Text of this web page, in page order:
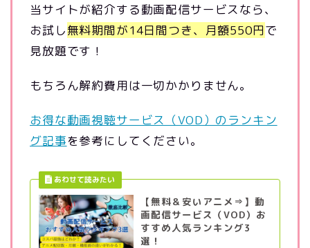
当サイトが紹介する動画配信サービスなら、
お試し無料期間が14日間つき、月額550円で
見放題です！
もちろん解約費用は一切かかりません。
お得な動画視聴サービス（VOD）のランキン
グ記事を参考にしてください。
【無料＆安いアニメ⇒】動
画配信サービス（VOD）お
すすめ人気ランキング3
選！